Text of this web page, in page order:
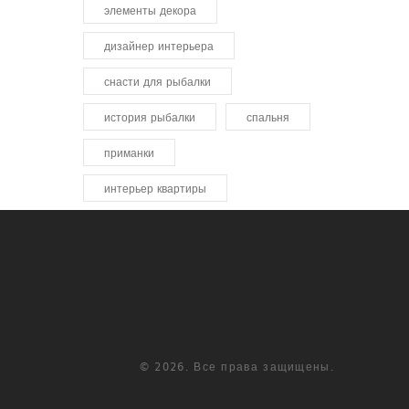
элементы декора
дизайнер интерьера
снасти для рыбалки
история рыбалки спальня
приманки
интерьер квартиры
© 2026. Все права защищены.